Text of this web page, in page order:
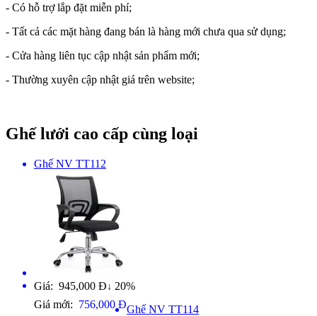
- Có hỗ trợ lắp đặt miễn phí;
- Tất cả các mặt hàng đang bán là hàng mới chưa qua sử dụng;
- Cửa hàng liên tục cập nhật sản phẩm mới;
- Thường xuyên cập nhật giá trên website;
Ghế lưới cao cấp cùng loại
Ghế NV TT112
Giá: 945,000 Đ ↓ 20%
Giá mới: 756,000 ĐGhế NV TT114